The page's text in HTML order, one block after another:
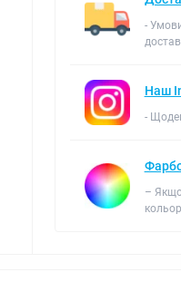
-
Наш
-
–